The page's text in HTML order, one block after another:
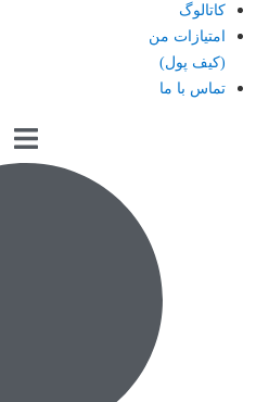
کاتالوگ
امتیازات من
(کیف پول)
تماس با ما